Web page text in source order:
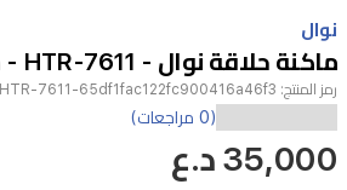
1
of
5
نوال
ماكنة حلاقة نوال - HTR-7611 - ذهبي
رمز المنتج: HTR-7611-65df1fac122fc900416a46f3
الموتور:
عالي
(0 مراجعات)
35,000 د.ع